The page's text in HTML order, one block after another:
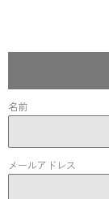
名前
メールアドレス